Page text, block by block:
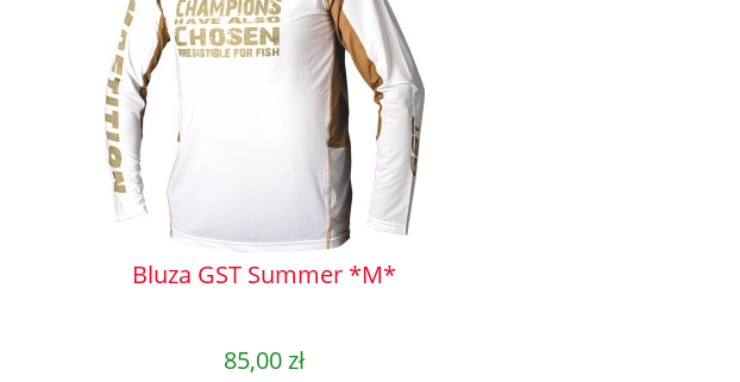
Bluza GST Summer *M*
85,00 zł